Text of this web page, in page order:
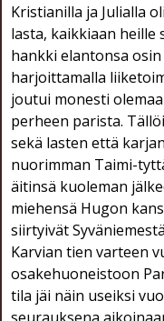
Kristianilla ja Julialla
lasta, kaikkiaan heille
hankki elantonsa
harjoittamalla
joutui monesti
perheen parista.
sekä lasten että
nuorimman Taimi-
äitinsä kuoleman
miehensä Hugon
siirtyivät
Karvian tien varteen
osakehuoneistoon
tila jäi näin useiksi
seurauksena